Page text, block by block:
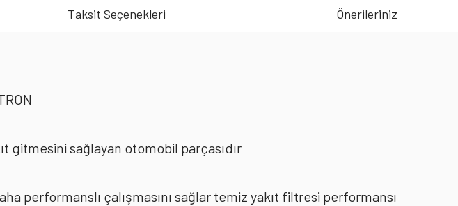
Taksit Seçenekleri Önerileriniz
gitmesini sağlayan otomobil parçasıdır
performanslı çalışmasını sağlar temiz yakıt filtresi performansı